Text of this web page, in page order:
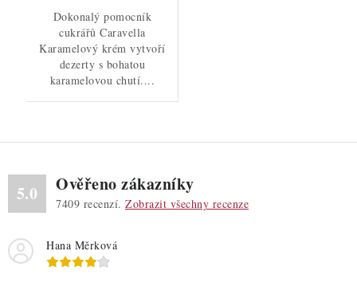
Dokonalý pomocník
cukrářů Caravella
Karamelový krém vytvoří
dezerty s bohatou
karamelovou chutí....
5.0 Ověřeno zákazníky
7409 recenzí. Zobrazit všechny recenze
Hana Měrková